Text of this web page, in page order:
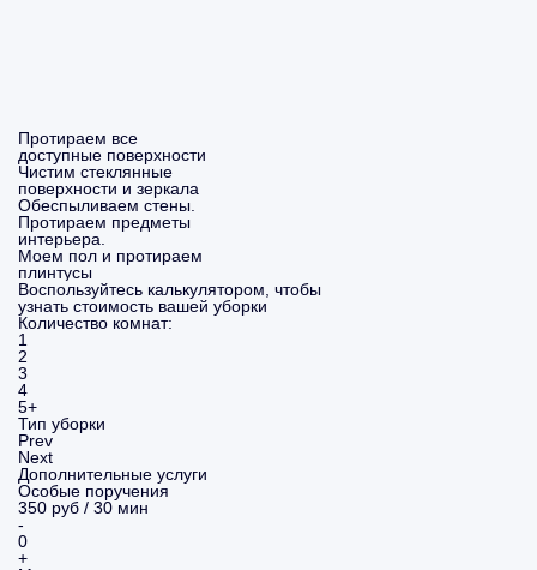
Протираем все
доступные поверхности
Чистим стеклянные
поверхности и зеркала
Обеспыливаем стены.
Протираем предметы
интерьера.
Моем пол и протираем
плинтусы
Воспользуйтесь калькулятором, чтобы
узнать стоимость вашей уборки
Количество комнат:
1
2
3
4
5+
Тип уборки
Prev
Next
Дополнительные услуги
Особые поручения
350 руб / 30 мин
-
0
+